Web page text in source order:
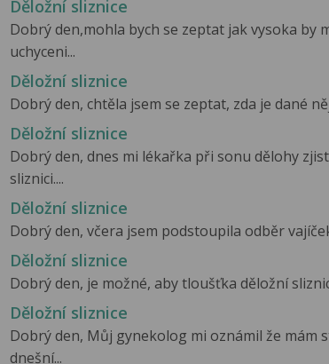
Děložní sliznice
Dobrý den,mohla bych se zeptat jak vysoka by
uchyceni...
Děložní sliznice
Dobrý den, chtěla jsem se zeptat, zda je dané
Děložní sliznice
Dobrý den, dnes mi lékařka při sonu dělohy
sliznici....
Děložní sliznice
Dobrý den, včera jsem podstoupila odběr
Děložní sliznice
Dobrý den, je možné, aby tloušťka děložní
Děložní sliznice
Dobrý den, Můj gynekolog mi oznámil že mám
dnešní...